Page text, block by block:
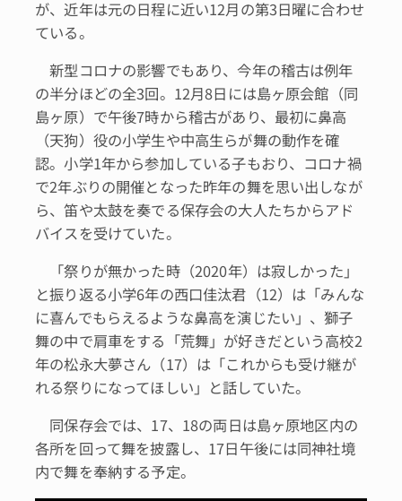
が、近年は元の日程に近い12月の第3日曜に合わせ
ている。
新型コロナの影響でもあり、今年の稽古は例年
の半分ほどの全3回。12月8日には島ヶ原会館（同
島ヶ原）で午後7時から稽古があり、最初に鼻高
（天狗）役の小学生や中高生らが舞の動作を確
認。小学1年から参加している子もおり、コロナ禍
で2年ぶりの開催となった昨年の舞を思い出しなが
ら、笛や太鼓を奏でる保存会の大人たちからアド
バイスを受けていた。
「祭りが無かった時（2020年）は寂しかった」
と振り返る小学6年の西口佳汰君（12）は「みんな
に喜んでもらえるような鼻高を演じたい」、獅子
舞の中で肩車をする「荒舞」が好きだという高校2
年の松永大夢さん（17）は「これからも受け継が
れる祭りになってほしい」と話していた。
同保存会では、17、18の両日は島ヶ原地区内の
各所を回って舞を披露し、17日午後には同神社境
内で舞を奉納する予定。